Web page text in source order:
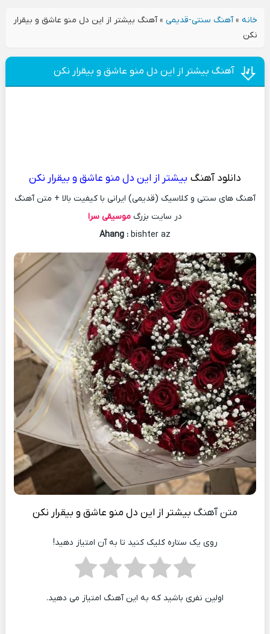
خانه»آهنگ سنتی-قدیمی»آهنگ بیشتر از این دل منو عاشق و بیقرار
نکن
آهنگ بیشتر از این دل منو عاشق و بیقرار نکن
دانلود آهنگ بیشتر از این دل منو عاشق و بیقرار نکن
آهنگ های سنتی و کلاسیک (قدیمی) ایرانی با کیفیت بالا + متن آهنگ
در سایت بزرگ موسیقی سرا
Ahang : bishter az
متن آهنگ بیشتر از این دل منو عاشق و بیقرار نکن
روی یک ستاره کلیک کنید تا به آن امتیاز دهید!
اولین نفری باشید که به این آهنگ امتیاز می دهید.